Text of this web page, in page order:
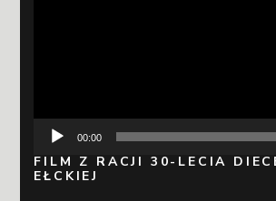
00:00
FILM Z RACJI 30-LECIA
EŁCKIEJ